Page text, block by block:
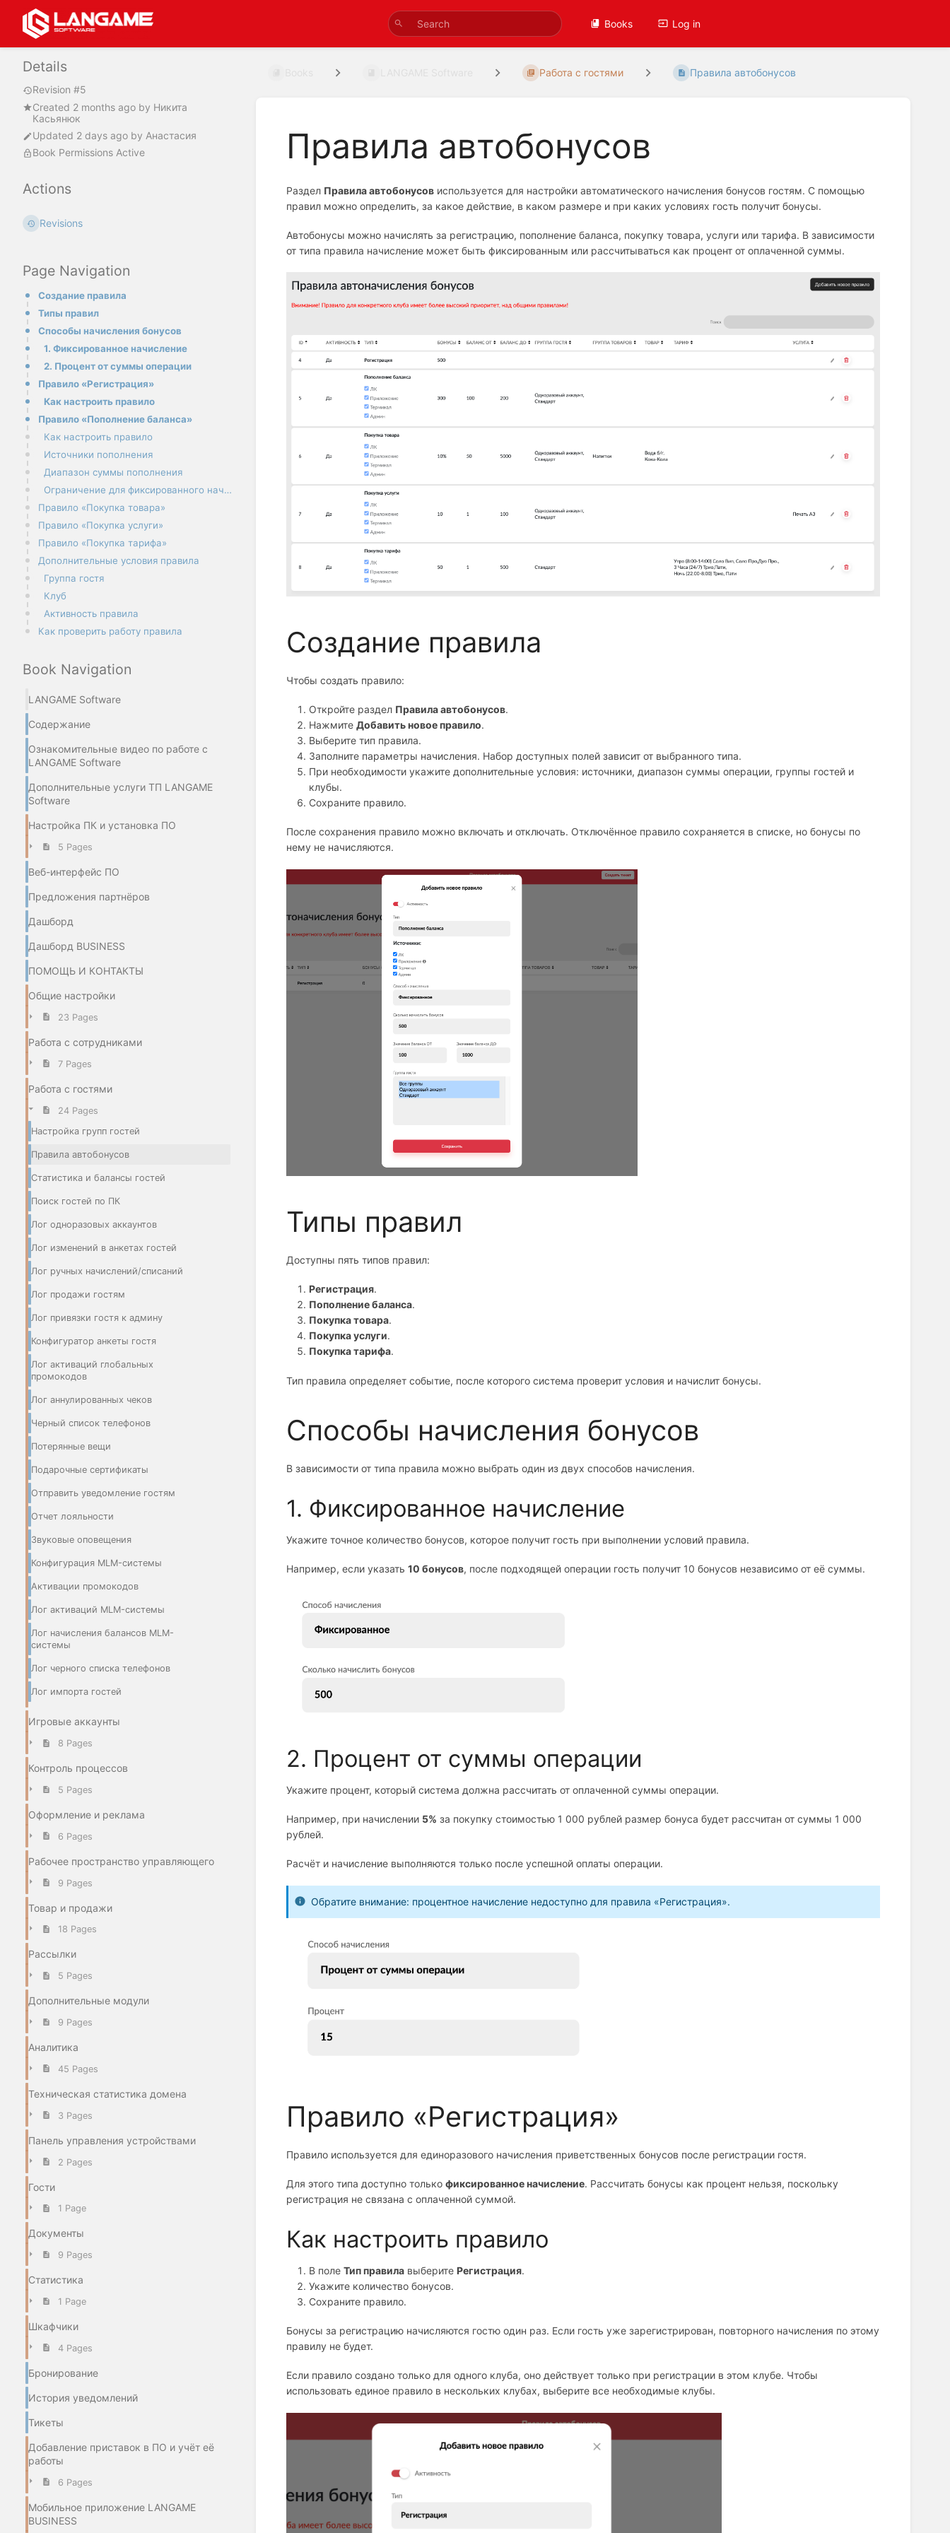
Books Log in
Details
Revision #5
Created 2 months ago by Никита
Касьянюк
Updated 2 days ago by Анастасия
Book Permissions Active
Actions
Revisions
Page Navigation
Создание правила
Типы правил
Способы начисления бонусов
1. Фиксированное начисление
2. Процент от суммы операции
Правило «Регистрация»
Как настроить правило
Правило «Пополнение баланса»
Как настроить правило
Источники пополнения
Диапазон суммы пополнения
Ограничение для фиксированного начисления
Правило «Покупка товара»
Правило «Покупка услуги»
Правило «Покупка тарифа»
Дополнительные условия правила
Группа гостя
Клуб
Активность правила
Как проверить работу правила
Book Navigation
LANGAME Software
Содержание
Ознакомительные видео по работе с
LANGAME Software
Дополнительные услуги ТП LANGAME
Software
Настройка ПК и установка ПО
5 Pages
Веб-интерфейс ПО
Предложения партнёров
Дашборд
Дашборд BUSINESS
ПОМОЩЬ И КОНТАКТЫ
Общие настройки
23 Pages
Работа с сотрудниками
7 Pages
Работа с гостями
24 Pages
Настройка групп гостей
Правила автобонусов
Статистика и балансы гостей
Поиск гостей по ПК
Лог одноразовых аккаунтов
Лог изменений в анкетах гостей
Лог ручных начислений/списаний
Лог продажи гостям
Лог привязки гостя к админу
Конфигуратор анкеты гостя
Лог активаций глобальных
промокодов
Лог аннулированных чеков
Черный список телефонов
Потерянные вещи
Подарочные сертификаты
Отправить уведомление гостям
Отчет лояльности
Звуковые оповещения
Конфигурация MLM-системы
Активации промокодов
Лог активаций MLM-системы
Лог начисления балансов MLM-
системы
Лог черного списка телефонов
Лог импорта гостей
Игровые аккаунты
8 Pages
Контроль процессов
5 Pages
Оформление и реклама
6 Pages
Рабочее пространство управляющего
9 Pages
Товар и продажи
18 Pages
Рассылки
5 Pages
Дополнительные модули
9 Pages
Аналитика
45 Pages
Техническая статистика домена
3 Pages
Панель управления устройствами
2 Pages
Гости
1 Page
Документы
9 Pages
Статистика
1 Page
Шкафчики
4 Pages
Бронирование
История уведомлений
Тикеты
Добавление приставок в ПО и учёт её
работы
6 Pages
Мобильное приложение LANGAME
BUSINESS
Работа с гостями Правила автобонусов
Правила автобонусов
Раздел Правила автобонусов используется для настройки автоматического начисления бонусов гостям. С помощью
правил можно определить, за какое действие, в каком размере и при каких условиях гость получит бонусы.
Автобонусы можно начислять за регистрацию, пополнение баланса, покупку товара, услуги или тарифа. В зависимости
от типа правила начисление может быть фиксированным или рассчитываться как процент от оплаченной суммы.
Создание правила
Чтобы создать правило:
Откройте раздел Правила автобонусов.
Нажмите Добавить новое правило.
Выберите тип правила.
Заполните параметры начисления. Набор доступных полей зависит от выбранного типа.
При необходимости укажите дополнительные условия: источники, диапазон суммы операции, группы гостей и
клубы.
Сохраните правило.
После сохранения правило можно включать и отключать. Отключённое правило сохраняется в списке, но бонусы по
нему не начисляются.
Типы правил
Доступны пять типов правил:
Регистрация.
Пополнение баланса.
Покупка товара.
Покупка услуги.
Покупка тарифа.
Тип правила определяет событие, после которого система проверит условия и начислит бонусы.
Способы начисления бонусов
В зависимости от типа правила можно выбрать один из двух способов начисления.
1. Фиксированное начисление
Укажите точное количество бонусов, которое получит гость при выполнении условий правила.
Например, если указать 10 бонусов, после подходящей операции гость получит 10 бонусов независимо от её суммы.
2. Процент от суммы операции
Укажите процент, который система должна рассчитать от оплаченной суммы операции.
Например, при начислении 5% за покупку стоимостью 1 000 рублей размер бонуса будет рассчитан от суммы 1 000
рублей.
Расчёт и начисление выполняются только после успешной оплаты операции.
Обратите внимание: процентное начисление недоступно для правила «Регистрация».
Правило «Регистрация»
Правило используется для единоразового начисления приветственных бонусов после регистрации гостя.
Для этого типа доступно только фиксированное начисление. Рассчитать бонусы как процент нельзя, поскольку
регистрация не связана с оплаченной суммой.
Как настроить правило
В поле Тип правила выберите Регистрация.
Укажите количество бонусов.
Сохраните правило.
Бонусы за регистрацию начисляются гостю один раз. Если гость уже зарегистрирован, повторного начисления по этому
правилу не будет.
Если правило создано только для одного клуба, оно действует только при регистрации в этом клубе. Чтобы
использовать единое правило в нескольких клубах, выберите все необходимые клубы.